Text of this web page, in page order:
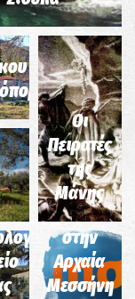
Οι
Πειρατές
της
Μάνης
Η Αγορά
στην
Αρχαία
Μεσσήνη